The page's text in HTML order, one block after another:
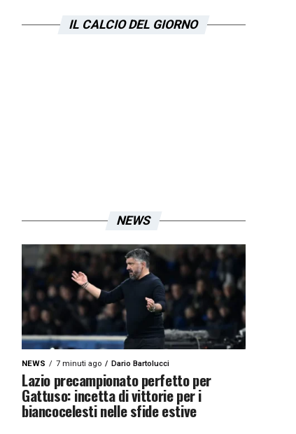
IL CALCIO DEL GIORNO
NEWS
NEWS 7 minuti ago Dario Bartolucci
Lazio precampionato perfetto per
Gattuso: incetta di vittorie per i
biancocelesti nelle sfide estive